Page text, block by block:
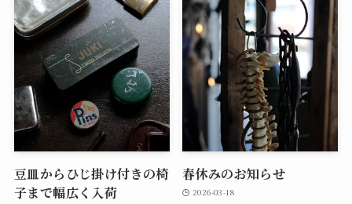
豆皿からひじ掛け付きの椅
子まで幅広く入荷
春休みのお知らせ
2026-03-18